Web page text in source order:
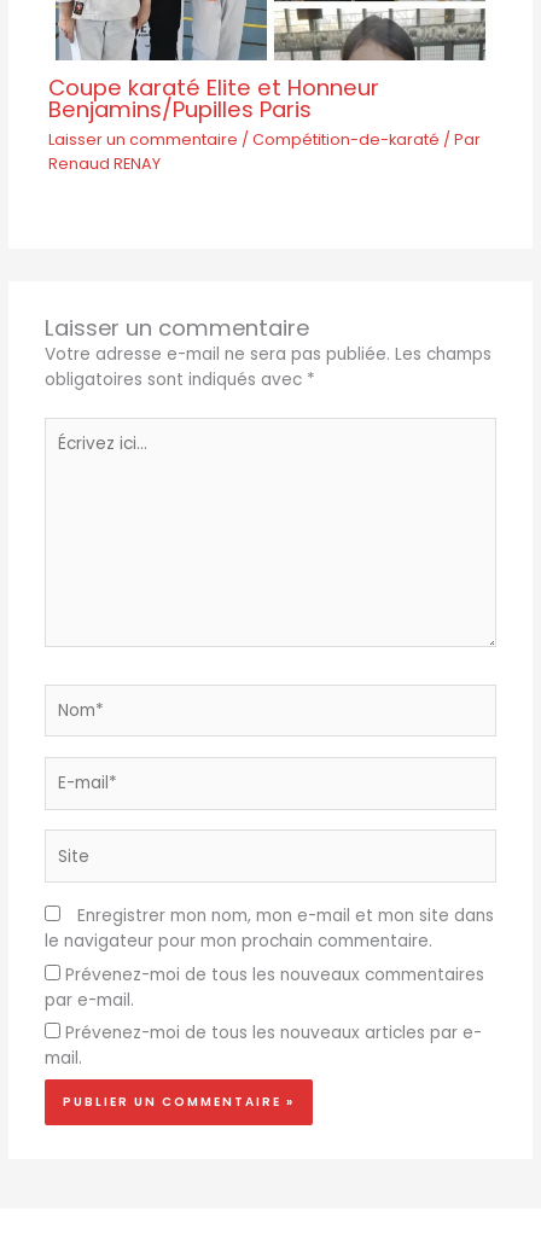
Coupe karaté Elite et Honneur
Benjamins/Pupilles Paris
Laisser un commentaire /Compétition-de-karaté / Par
Renaud RENAY
Laisser un commentaire
Votre adresse e-mail ne sera pas publiée. Les champs
obligatoires sont indiqués avec *
Écrivez
ici…
mail*
Enregistrer mon nom, mon e-mail et mon site dans
le navigateur pour mon prochain commentaire.
Prévenez-moi de tous les nouveaux commentaires
par e-mail.
Prévenez-moi de tous les nouveaux articles par e-
mail.